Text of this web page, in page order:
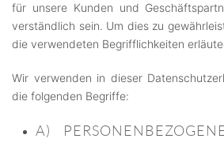
für unsere Kunden und
verständlich sein. Um dies zu
die verwendeten Begrifflichkeiten
Wir verwenden in dieser
die folgenden Begriffe:
A)